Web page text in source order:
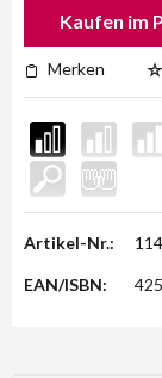
Kaufen im
Merken
Artikel-Nr.:
EAN/ISBN: